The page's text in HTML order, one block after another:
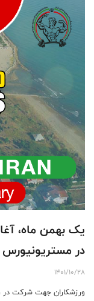
یک بهمن ماه،
در مستریونیورس
1401/10/28
ورزشکاران جهت شرکت در